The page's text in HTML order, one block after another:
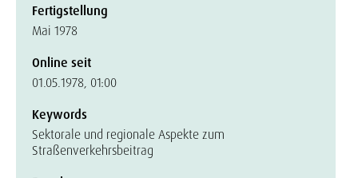
Fertigstellung
Mai 1978
Online seit
01.05.1978, 01:00
Keywords
Sektorale und regionale Aspekte zum
Straßenverkehrsbeitrag